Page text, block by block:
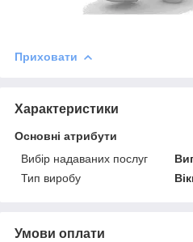
Приховати
Характеристики
Основні атрибути
Вибір надаваних послуг
Тип виробу
Умови оплати